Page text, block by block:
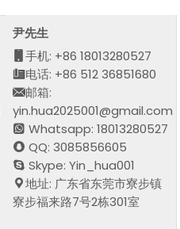
尹先生
手机: +86 18013280527
电话: +86 512 36851680
邮箱:
yin.hua2025001@gmail.com
Whatsapp: 18013280527
QQ: 3085856605
Skype: Yin_hua001
地址: 广东省东莞市寮步镇
寮步福来路7号2栋301室